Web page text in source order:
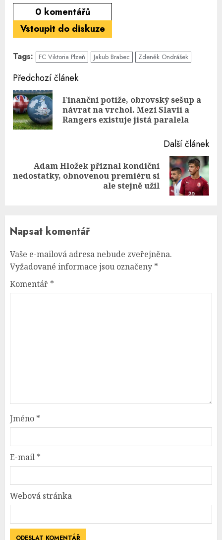
0 komentářů
Vstoupit do diskuze
Tags: FC Viktoria Plzeň Jakub Brabec Zdeněk Ondrášek
Continue
Reading
Předchozí článek
Finanční potíže, obrovský sešup a
návrat na vrchol. Mezi Slavií a
Rangers existuje jistá paralela
Další článek
Next
Adam Hložek přiznal kondiční
nedostatky, obnovenou premiéru si
ale stejně užil
Napsat komentář
Vaše e-mailová adresa nebude zveřejněna.
Vyžadované informace jsou označeny *
Komentář *
Jméno *
E-mail *
Webová stránka